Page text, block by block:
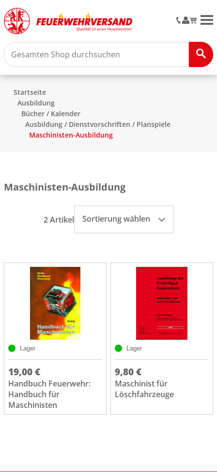
Startseite
Ausbildung
Bücher / Kalender
Ausbildung / Dienstvorschriften / Planspiele
Maschinisten-Ausbildung
Maschinisten-Ausbildung
2 Artikel Sortierung wählen
Lager
19,00 €
Handbuch Feuerwehr:
Handbuch für
Maschinisten
Lager
9,80 €
Maschinist für
Löschfahrzeuge